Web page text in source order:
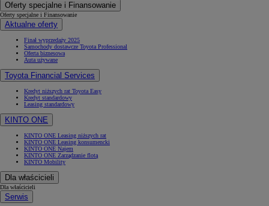
Oferty specjalne i Finansowanie
Oferty specjalne i Finansowanie
Aktualne oferty
Finał wyprzedaży 2025
Samochody dostawcze Toyota Professional
Oferta biznesowa
Auta używane
Toyota Financial Services
Kredyt niższych rat Toyota Easy
Kredyt standardowy
Leasing standardowy
KINTO ONE
KINTO ONE Leasing niższych rat
KINTO ONE Leasing konsumencki
KINTO ONE Najem
KINTO ONE Zarządzanie flotą
KINTO Mobility
Dla właścicieli
Dla właścicieli
Serwis